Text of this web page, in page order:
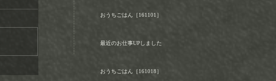
おうちごはん［161101］
最近のお仕事UPしました
おうちごはん［161018］